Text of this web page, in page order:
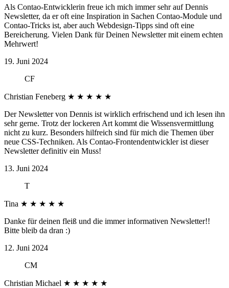
Als Contao-Entwicklerin freue ich mich immer sehr auf Dennis
Newsletter, da er oft eine Inspiration in Sachen Contao-Module und
Contao-Tricks ist, aber auch Webdesign-Tipps sind oft eine
Bereicherung. Vielen Dank für Deinen Newsletter mit einem echten
Mehrwert!
19. Juni 2024
CF
Christian Feneberg ★ ★ ★ ★ ★
Der Newsletter von Dennis ist wirklich erfrischend und ich lesen ihn
sehr gerne. Trotz der lockeren Art kommt die Wissensvermittlung
nicht zu kurz. Besonders hilfreich sind für mich die Themen über
neue CSS-Techniken. Als Contao-Frontendentwickler ist dieser
Newsletter definitiv ein Muss!
13. Juni 2024
T
Tina ★ ★ ★ ★ ★
Danke für deinen fleiß und die immer informativen Newsletter!!
Bitte bleib da dran :)
12. Juni 2024
CM
Christian Michael ★ ★ ★ ★ ★